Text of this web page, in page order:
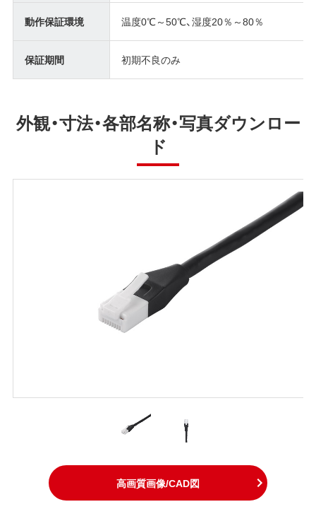
動作保証環境 温度0℃～50℃、湿度20％～80％
保証期間 初期不良のみ
外観・寸法・各部名称・写真ダウンロー
ド
高画質画像/CAD図